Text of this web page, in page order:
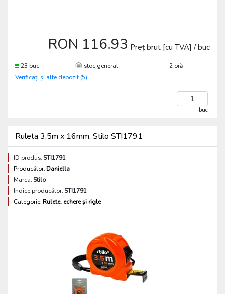
RON 116.93 Preț brut [cu TVA] / buc
23 buc stoc general
2 oră
Verificați și alte depozit (5)
buc
Ruleta 3,5m x 16mm, Stilo STI1791
ID produs:STI1791
Producător:Daniella
Marca:Stilo
Indice producător:STI1791
Categorie:Rulete, echere și rigle